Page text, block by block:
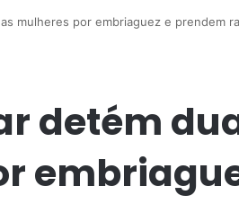
mulheres por embriaguez e prendem
detém